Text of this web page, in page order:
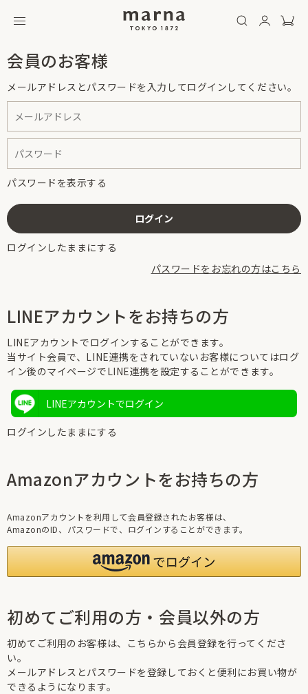
会員のお客様
メールアドレスとパスワードを入力してログインしてください。
パスワードを表示する
ログインしたままにする
パスワードをお忘れの方はこちら
LINEアカウントをお持ちの方
LINEアカウントでログインすることができます。
当サイト会員で、LINE連携をされていないお客様についてはログ
イン後のマイページでLINE連携を設定することができます。
LINEアカウントでログイン
ログインしたままにする
Amazonアカウントをお持ちの方
Amazonアカウントを利用して会員登録されたお客様は、
AmazonのID、パスワードで、ログインすることができます。
初めてご利用の方・会員以外の方
初めてご利用のお客様は、こちらから会員登録を行ってくださ
い。
メールアドレスとパスワードを登録しておくと便利にお買い物が
できるようになります。